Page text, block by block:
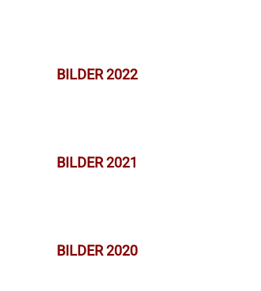
BILDER 2022
BILDER 2021
BILDER 2020